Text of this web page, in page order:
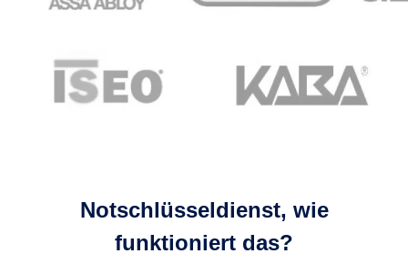
Notschlüsseldienst, wie
funktioniert das?